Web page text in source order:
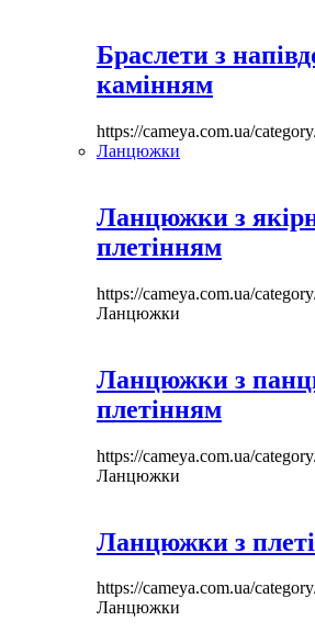
Браслети з
камінням
https://cameya.com.ua/
Ланцюжки
Ланцюжки з
плетінням
https://cameya.com.ua/
Ланцюжки
Ланцюжки з
плетінням
https://cameya.com.ua/
Ланцюжки
Ланцюжки з
https://cameya.com.ua/
Ланцюжки